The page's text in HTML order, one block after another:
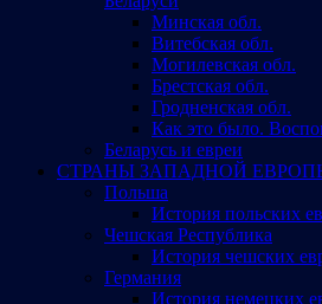
Минская обл.
Витебская обл.
Могилевская обл.
Брестская обл.
Гродненская обл.
Как это было.
Беларусь и евреи
СТРАНЫ ЗАПАДНОЙ
Польша
История польских
Чешская Республика
История чешских
Германия
История немецких